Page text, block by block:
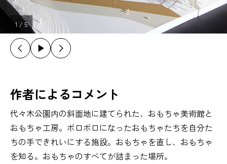
1 / 5
作者によるコメント
代々木公園内の斜面地に建てられた、おもちゃ美術館と
おもちゃ工房。ボロボロになったおもちゃたちを自分た
ちの手できれいにする施設。おもちゃを直し、おもちゃ
を知る。おもちゃのすべてが詰まった場所。